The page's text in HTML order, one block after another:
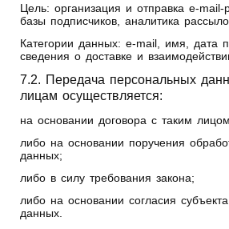
Цель: организация и отправка e-
базы подписчиков, аналитика
Категории данных: e-mail, имя, дата
сведения о доставке и
7.2. Передача персональных
лицам осуществляется:
на основании договора с таким
либо на основании поручения
данных;
либо в силу требования закона;
либо на основании согласия
данных.